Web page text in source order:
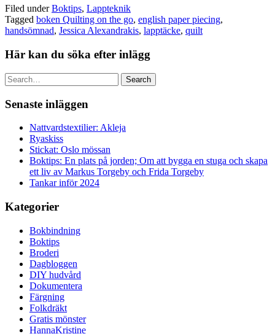
Filed underBoktips, Lappteknik
Tagged boken Quilting on the go, english paper piecing,
handsömnad, Jessica Alexandrakis, lapptäcke, quilt
Här kan du söka efter inlägg
Search
Senaste inläggen
Nattvardstextilier: Akleja
Ryaskiss
Stickat: Oslo mössan
Boktips: En plats på jorden; Om att bygga en stuga och skapa
ett liv av Markus Torgeby och Frida Torgeby
Tankar inför 2024
Kategorier
Bokbindning
Boktips
Broderi
Dagbloggen
DIY hudvård
Dokumentera
Färgning
Folkdräkt
Gratis mönster
HannaKristine